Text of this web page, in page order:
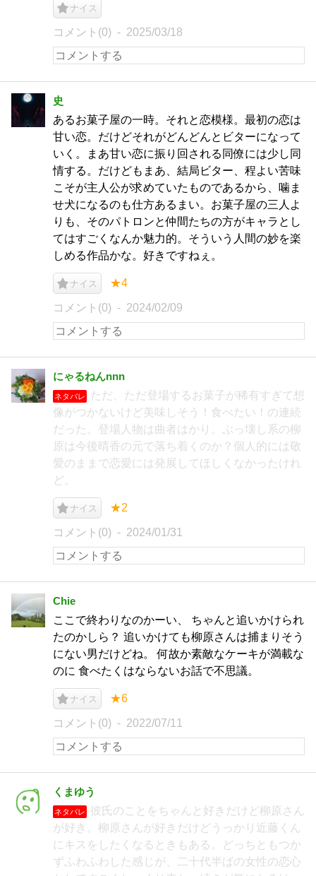
ナイス
コメント(0) 2025/03/18
史
あるお菓子屋の一時。それと恋模様。最初の恋は
甘い恋。だけどそれがどんどんとビターになって
いく。まあ甘い恋に振り回される同僚には少し同
情する。だけどもまあ、結局ビター、程よい苦味
こそが主人公が求めていたものであるから、噛ま
せ犬になるのも仕方あるまい。お菓子屋の三人よ
りも、そのパトロンと仲間たちの方がキャラとし
てはすごくなんか魅力的。そういう人間の妙を楽
しめる作品かな。好きですねぇ。
ナイス ★4
コメント(0) 2024/02/09
にゃるねんnnn
ネタバレ
ただ、ただ登場するお菓子が稀有すぎて想
像がつかないけど美味しそう！食べたい！の連続
だった。登場人物は曲者はかり。ぶっ壊し系の柳
原は今後晴香の元で落ち着くのか？個人的には敬
愛のままで恋愛には発展してほしくなかったけれ
ど。
ナイス ★2
コメント(0) 2024/01/31
Chie
ここで終わりなのかーい、 ちゃんと追いかけられ
たのかしら？ 追いかけても柳原さんは捕まりそう
にない男だけどね。 何故か素敵なケーキが満載な
のに 食べたくはならないお話で不思議。
ナイス ★6
コメント(0) 2022/07/11
くまゆう
ネタバレ
彼氏のことをちゃんと好きだけど柳原さん
が好き。柳原さんが好きだけどうっかり近藤くん
にキスをしたくなるときもある。どっちともつか
ずふわふわした感じが、二十代半ばの女性の恋心